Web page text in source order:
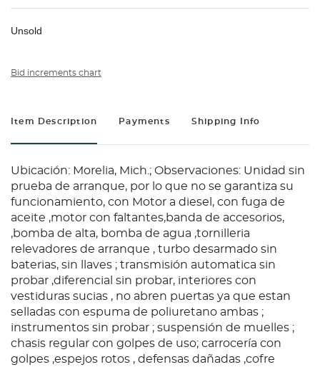
Unsold
Bid increments chart
Item Description Payments Shipping Info
Ubicación: Morelia, Mich.; Observaciones: Unidad sin
prueba de arranque, por lo que no se garantiza su
funcionamiento, con Motor a diesel, con fuga de
aceite ,motor con faltantes,banda de accesorios,
,bomba de alta, bomba de agua ,tornilleria
relevadores de arranque , turbo desarmado sin
baterias, sin llaves ; transmisión automatica sin
probar ,diferencial sin probar, interiores con
vestiduras sucias , no abren puertas ya que estan
selladas con espuma de poliuretano ambas ;
instrumentos sin probar ; suspensión de muelles ;
chasis regular con golpes de uso; carrocería con
golpes ,espejos rotos , defensas dañadas ,cofre